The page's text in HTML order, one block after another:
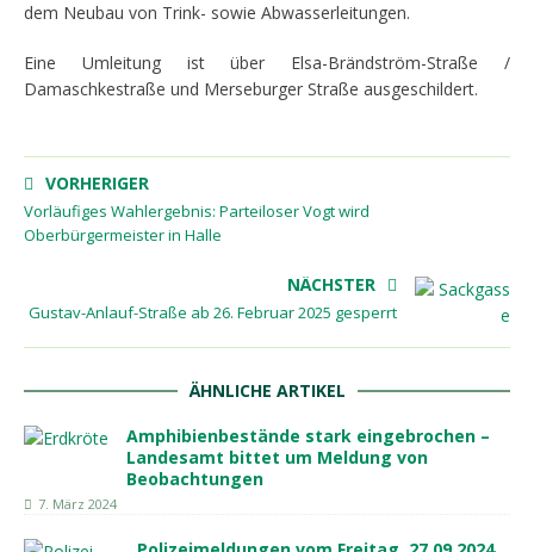
dem Neubau von Trink- sowie Abwasserleitungen.
Eine Umleitung ist über Elsa-Brändström-Straße /
Damaschkestraße und Merseburger Straße ausgeschildert.
VORHERIGER
Vorläufiges Wahlergebnis: Parteiloser Vogt wird
Oberbürgermeister in Halle
NÄCHSTER
Gustav-Anlauf-Straße ab 26. Februar 2025 gesperrt
ÄHNLICHE ARTIKEL
Amphibienbestände stark eingebrochen –
Landesamt bittet um Meldung von
Beobachtungen
7. März 2024